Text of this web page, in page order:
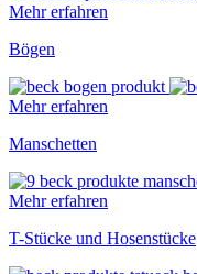
Mehr erfahren
Bögen
Mehr erfahren
Manschetten
Mehr erfahren
T-Stücke und Hosenstücke